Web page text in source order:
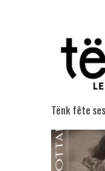
Tënk fête